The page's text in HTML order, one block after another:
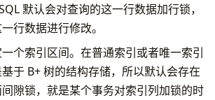
默认会对查询的这一行数据加行锁，
行数据进行修改。
个索引区间。在普通索引或者唯一索引
于 B+ 树的结构存储，所以默认会存在
隙锁，就是某个事务对索引列加锁的时